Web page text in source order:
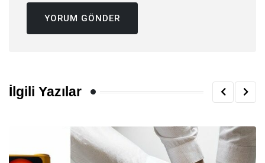
İlgili Yazılar